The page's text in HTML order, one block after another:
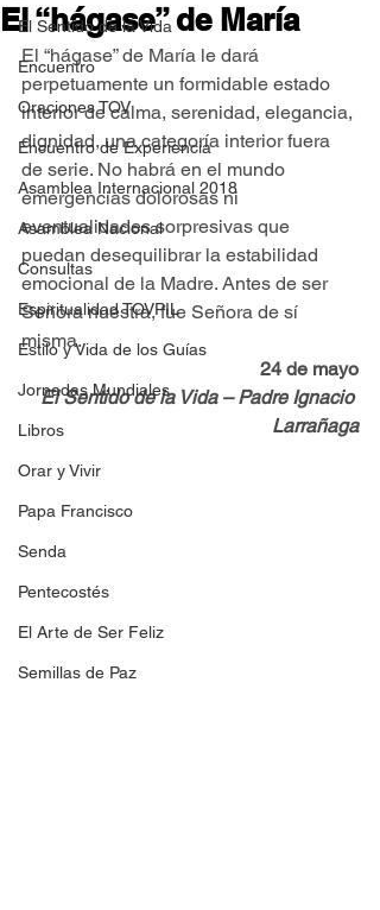
El Sentido de la Vida
Encuentro
Oraciones TOV
Encuentro de Experiencia
Asamblea Internacional 2018
Asamblea Nacional
Consultas
Espiritualidad TOVPIL
Estilo y Vida de los Guías
Jornadas Mundiales
Libros
Orar y Vivir
Papa Francisco
Senda
Pentecostés
El Arte de Ser Feliz
Semillas de Paz
El “hágase” de María
El “hágase” de María le dará
perpetuamente un formidable estado
interior de calma, serenidad, elegancia,
dignidad, una categoría interior fuera
de serie. No habrá en el mundo
emergencias dolorosas ni
eventualidades sorpresivas que
puedan desequilibrar la estabilidad
emocional de la Madre. Antes de ser
Señora nuestra, fue Señora de sí
misma.
24 de mayo
El Sentido de la Vida – Padre Ignacio
Larrañaga